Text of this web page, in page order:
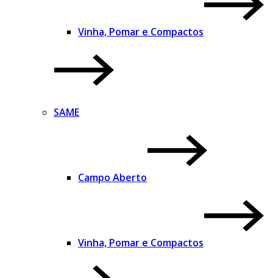
Vinha, Pomar e Compactos
SAME
Campo Aberto
Vinha, Pomar e Compactos